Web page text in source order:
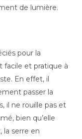
de lumière.
pour la
facile et pratique à
En effet, il
passer la
il ne rouille pas et
bien qu’elle
la serre en